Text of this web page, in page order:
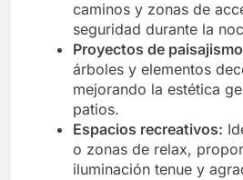
caminos y zonas de
seguridad durante la
Proyectos de
árboles y elementos
mejorando la estética
patios.
Espacios recreativos:
o zonas de relax,
iluminación tenue y